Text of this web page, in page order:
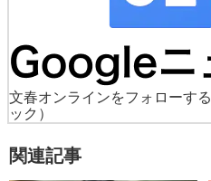
文春オンラインをフォローする
ック）
関連記事